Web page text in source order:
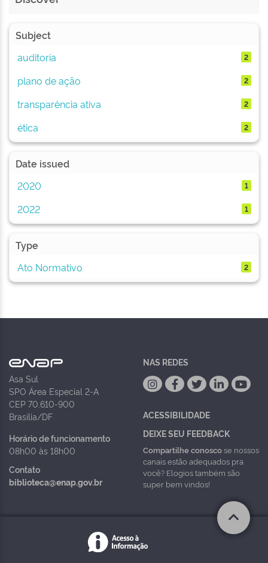
Subject
auditoria
2
plano de ação 2
transparência ativa 2
ética 2
Date issued
2020
1
2022 1
Type
Ato Normativo
2
Asa Sul
SPO Área Especial 2-A
CEP 70.610-900
Brasília/DF
Horário de funcionamento
08h00 às 18h00
Contato
biblioteca@enap.gov.br
NAS REDES
ACESSIBILIDADE
DEIXE SEU FEEDBACK
Compartilhe conoscose nossos
canais estão adequados pra
você? Elogios também são
super bem vindos!